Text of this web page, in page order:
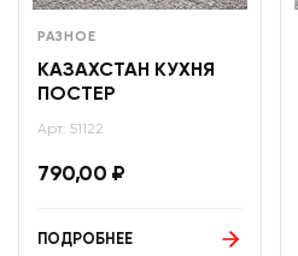
РАЗНОЕ
КАЗАХСТАН КУХНЯ
ПОСТЕР
Арт: 51122
790,00 ₽
ПОДРОБНЕЕ